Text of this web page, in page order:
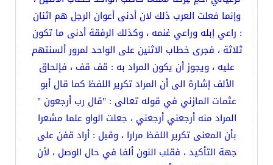
وإنما فعلت العرب ذلك لان أدنى أعوان الرجل هم اثنان
: راعي إبله وراعي غنمه ، وكذلك الرفقة أدنى ما تكون
ثلاثة ، فجرى خطاب الاثنين على الواحد لمرور ألسنتهم
عليه ، ويجوز أن يكون المراد به : قف قف ، فإلحاق
الألف إشارة الى أن المراد تكرير اللفظ كما قال أبو
عثمات المازني في قوله تعالى : "قال رب أرجعون "
المراد منه أرجعني أرجعني ، جعلت الواو علما مشعرا
بأن المعنى تكرير اللفظ مرارا ، وقيل : أراد قفن على
جهة التأكيد ، فقلب النون ألفا في حال الوصل ، لأن